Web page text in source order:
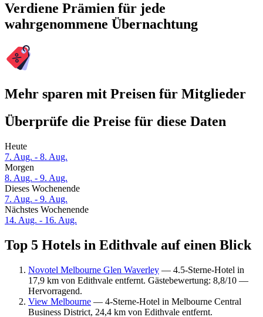
Verdiene Prämien für jede
wahrgenommene Übernachtung
Mehr sparen mit Preisen für Mitglieder
Überprüfe die Preise für diese Daten
Heute
7. Aug. - 8. Aug.
Morgen
8. Aug. - 9. Aug.
Dieses Wochenende
7. Aug. - 9. Aug.
Nächstes Wochenende
14. Aug. - 16. Aug.
Top 5 Hotels in Edithvale auf einen Blick
Novotel Melbourne Glen Waverley — 4.5-Sterne-Hotel in
17,9 km von Edithvale entfernt. Gästebewertung: 8,8/10 —
Hervorragend.
View Melbourne — 4-Sterne-Hotel in Melbourne Central
Business District, 24,4 km von Edithvale entfernt.